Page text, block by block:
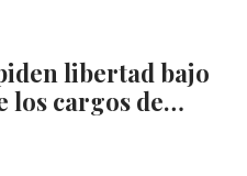
libertad bajo
los cargos de…